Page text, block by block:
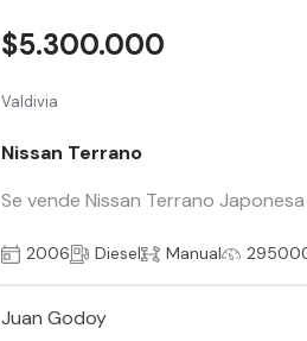
Valdivia
Nissan Terrano
Se vende Nissan Terrano
$5.300.000
2006 Diesel Manual
Juan Godoy